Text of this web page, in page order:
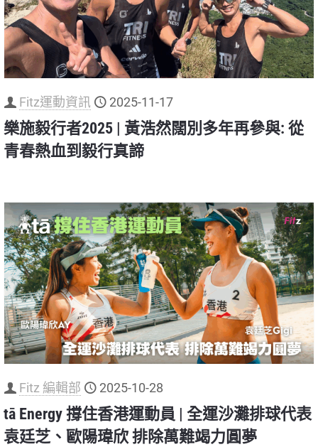
Fitz運動資訊 2025-11-17
樂施毅行者2025 | 黃浩然闊別多年再參與: 從
青春熱血到毅行真諦
Fitz 編輯部 2025-10-28
tā Energy 撐住香港運動員 | 全運沙灘排球代表
袁廷芝、歐陽瑋欣 排除萬難竭力圓夢